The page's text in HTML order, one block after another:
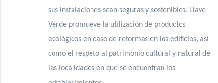
sus instalaciones sean seguras y sostenibles. Llave
Verde promueve la utilización de productos
ecológicos en caso de reformas en los edificios, así
como el respeto al patrimonio cultural y natural de
las localidades en que se encuentran los